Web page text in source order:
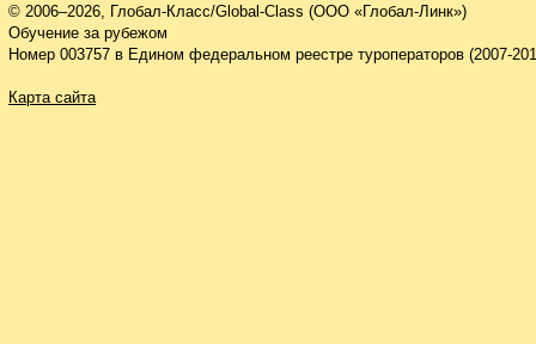
© 2006–2026, Глобал-Класс/Global-Class (ООО «Глобал-Линк»)
Обучение за рубежом
Номер 003757 в Едином федеральном реестре туроператоров (2007-
Карта сайта